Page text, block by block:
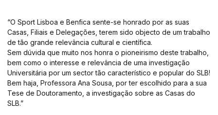
“O Sport Lisboa e Benfica sente-se honrado por as suas
Casas, Filiais e Delegações, terem sido objecto de um trabalho
de tão grande relevância cultural e científica.
Sem dúvida que muito nos honra o pioneirismo deste trabalho,
bem como o interesse e relevância de uma investigação
Universitária por um sector tão característico e popular do SLB!
Bem haja, Professora Ana Sousa, por ter escolhido para a sua
Tese de Doutoramento, a investigação sobre as Casas do
SLB.”